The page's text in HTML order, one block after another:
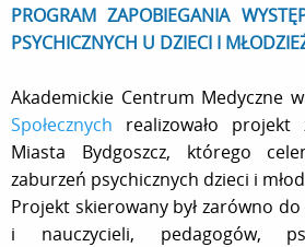
PROGRAM ZAPOBIEGANIA
PSYCHICZNYCH U DZIECI I
Akademickie Centrum Medyczne
Społecznych realizowało
Miasta Bydgoszcz, którego
zaburzeń psychicznych dzieci i
Projekt skierowany był zarówno do
i nauczycieli, pedagogów,